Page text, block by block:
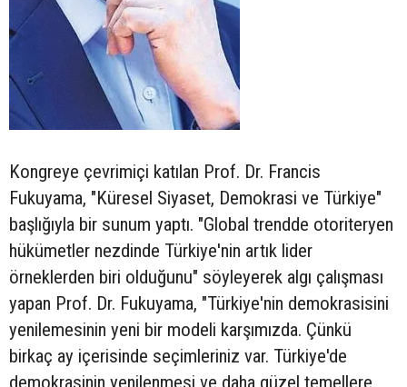
Kongreye çevrimiçi katılan Prof. Dr. Francis
Fukuyama, "Küresel Siyaset, Demokrasi ve Türkiye"
başlığıyla bir sunum yaptı. "Global trendde otoriteryen
hükümetler nezdinde Türkiye'nin artık lider
örneklerden biri olduğunu" söyleyerek algı çalışması
yapan Prof. Dr. Fukuyama, "Türkiye'nin demokrasisini
yenilemesinin yeni bir modeli karşımızda. Çünkü
birkaç ay içerisinde seçimleriniz var. Türkiye'de
demokrasinin yenilenmesi ve daha güzel temellere